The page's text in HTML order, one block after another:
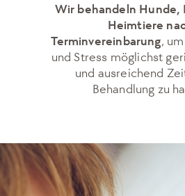
Wir behandeln Hunde,
Heimtiere
Terminvereinbarung,
und Stress möglichst
und ausreichend
Behandlung zu